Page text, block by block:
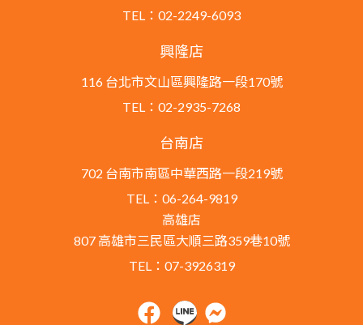
TEL：02-2249-6093
興隆店
116 台北市文山區興隆路一段170號
TEL：02-2935-7268
台南店
702 台南市南區中華西路一段219號
TEL：06-264-9819
高雄店
807 高雄市三民區大順三路359巷10號
TEL：07-3926319